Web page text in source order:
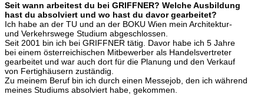
Seit wann arbeitest du bei GRIFFNER? Welche Ausbildung
hast du absolviert und wo hast du davor gearbeitet?
Ich habe an der TU und an der BOKU Wien mein Architektur-
und Verkehrswege Studium abgeschlossen.
Seit 2001 bin ich bei GRIFFNER tätig. Davor habe ich 5 Jahre
bei einem österreichischen Mitbewerber als Handelsvertreter
gearbeitet und war auch dort für die Planung und den Verkauf
von Fertighäusern zuständig.
Zu meinem Beruf bin ich durch einen Messejob, den ich während
meines Studiums absolviert habe, gekommen.